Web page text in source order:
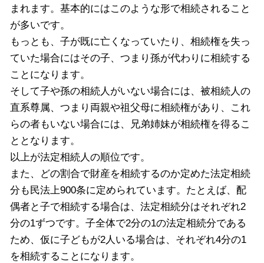
まれます。基本的にはこのような形で相続されること
が多いです。
もっとも、子が既に亡くなっていたり、相続権を失っ
ていた場合にはその子、つまり孫が代わりに相続する
ことになります。
そして子や孫の相続人がいない場合には、被相続人の
直系尊属、つまり両親や祖父母に相続権があり、これ
らの者もいない場合には、兄弟姉妹が相続権を得るこ
ととなります。
以上が法定相続人の順位です。
また、どの割合で財産を相続するのか定めた法定相続
分も民法上900条に定められています。たとえば、配
偶者と子で相続する場合は、法定相続分はそれぞれ2
分の1ずつです。子全体で2分の1の法定相続分である
ため、仮に子どもが2人いる場合は、それぞれ4分の1
を相続することになります。